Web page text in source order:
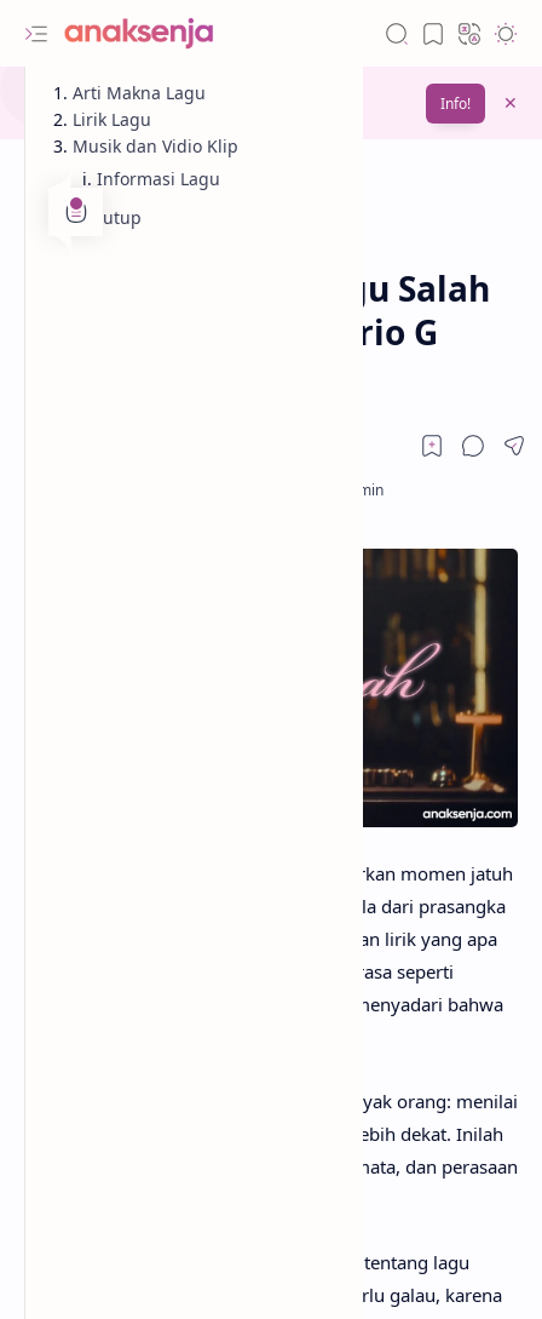
Gunakan fiturBookmark
bacaanmu di lain waktu
Info!
Lirik dan Makna Lagu Salah
Kaprah #Anjay – Mario G
– Lagu ini menggambarkan momen jatuh
cinta yang datang tanpa rencana, bermula dari prasangka
lalu berubah menjadi kekaguman. Dengan lirik yang apa
adanya dan mengalir natural, lagu ini terasa seperti
pengakuan polos seseorang yang baru menyadari bahwa
Kisahnya dekat dengan pengalaman banyak orang: menilai
dari jauh, lalu terkejut ketika mengenal lebih dekat. Inilah
lagu tentang pertemuan, tawa, tatapan mata, dan perasaan
Mungkin kamu sudah sangat penasaran tentang lagu
Salah Kaprah #Anjay artinya apa? Tak perlu galau, karena
Arti Makna Lagu
Lirik Lagu
Musik dan Vidio Klip
Informasi Lagu
Penutup